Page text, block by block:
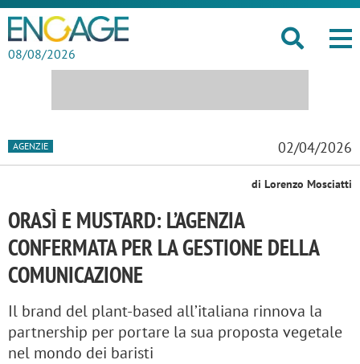
08/08/2026
AGENZIE 02/04/2026
di Lorenzo Mosciatti
ORASÌ E MUSTARD: L’AGENZIA
CONFERMATA PER LA GESTIONE DELLA
COMUNICAZIONE
Il brand del plant-based all’italiana rinnova la
partnership per portare la sua proposta vegetale
nel mondo dei baristi